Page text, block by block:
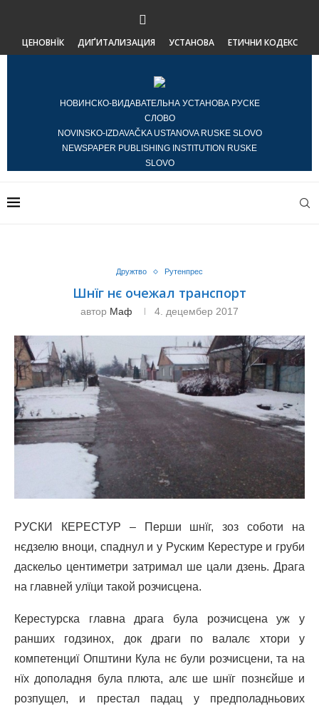
ЦЕНОВНЇК ДИҐИТАЛИЗАЦИЯ УСТАНОВА ЕТИЧНИ КОДЕКС
НОВИНСКО-ВИДАВАТЕЛЬНА УСТАНОВА РУСКЕ
СЛОВО
NOVINSKO-IZDAVAČKA USTANOVA RUSKE SLOVO
NEWSPAPER PUBLISHING INSTITUTION RUSKE
SLOVO
Дружтво Рутенпрес
Шнїг нє очежал транспорт
автор Маф 4. децембер 2017
РУСКИ КЕРЕСТУР – Перши шнїг, зоз соботи на
нєдзелю вноци, спаднул и у Руским Керестуре и груби
даскельо центиметри затримал ше цали дзень. Драга
на главней улїци такой розчисцена.
Керестурска главна драга була розчисцена уж у
ранших годзинох, док драги по валалє хтори у
компетенциї Општини Кула нє були розчисцени, та на
нїх дополадня була плюта, алє ше шнїг познєйше и
розпущел, и престал падац у предполадньових